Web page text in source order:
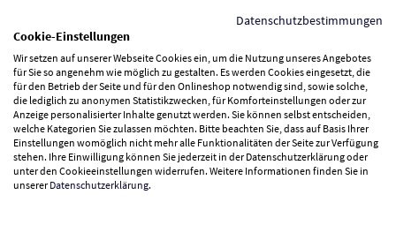
Vertrag widerrufen
Zahlungsarten
Wir versenden mit
Datenschutzbestimmungen
Cookie-Einstellungen
Wir setzen auf unserer Webseite Cookies ein, um die Nutzung unseres Angebotes
für Sie so angenehm wie möglich zu gestalten. Es werden Cookies eingesetzt, die
für den Betrieb der Seite und für den Onlineshop notwendig sind, sowie solche,
die lediglich zu anonymen Statistikzwecken, für Komforteinstellungen oder zur
Anzeige personalisierter Inhalte genutzt werden. Sie können selbst entscheiden,
welche Kategorien Sie zulassen möchten. Bitte beachten Sie, dass auf Basis Ihrer
Einstellungen womöglich nicht mehr alle Funktionalitäten der Seite zur Verfügung
stehen. Ihre Einwilligung können Sie jederzeit in der Datenschutzerklärung oder
unter den Cookieeinstellungen widerrufen. Weitere Informationen finden Sie in
unsererDatenschutzerklärung.